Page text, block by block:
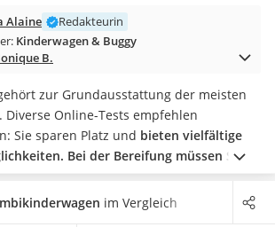
Alaine
Redakteurin
Kinderwagen & Buggy
B.
zur Grundausstattung der meisten
Online-Tests empfehlen
Sie sparen Platz und bieten vielfältige
Bei der Bereifung müssen Sie
Entscheidung treffen:Luftreifen
und bieten dem Kind Komfort,
im Vergleich